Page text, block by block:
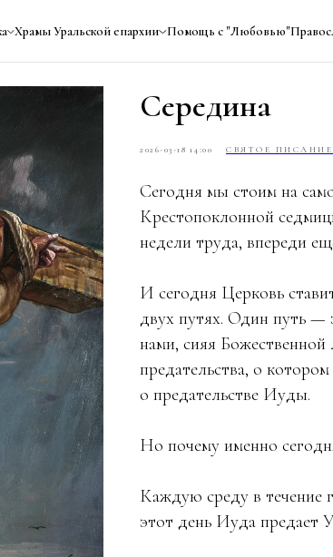
Храмы Уральской епархии Помощь с "Любовью"
Середина
2026-03-18 14:00 СВЯТОЕ ПИСАНИЕ
Сегодня мы стоим на
Крестопоклонной
недели труда, впереди
И сегодня Церковь
двух путях. Один путь —
нами, сияя
предательства, о
о предательстве Иуды.
Но почему именно
Каждую среду в течение
этот день Иуда предает